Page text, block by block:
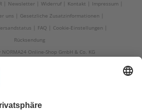
Newsletter Widerruf Kontakt
Impressum
uns
Gesetzliche Zusatzinformationen
FAQ
Cookie-Einstellungen
Rücksendung
Online-Shop GmbH & Co. KG